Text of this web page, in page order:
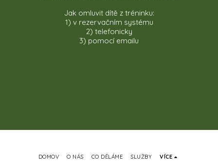
Jak omluvit dítě z tréninku:
1) v rezervačním systému
2) telefonicky
3) pomocí emailu
DOMOV O NÁS CO DĚLÁME SLUŽBY VÍCE